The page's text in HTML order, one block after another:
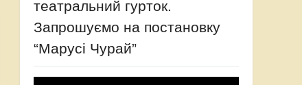
театральний гурток.
Запрошуємо на постановку
“Марусі Чурай”